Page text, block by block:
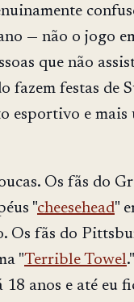
— não o jogo
que não
fazem festas de
esportivo e mais
Os fãs do
"cheesehead"
Os fãs do
"Terrible Towel
anos e até eu